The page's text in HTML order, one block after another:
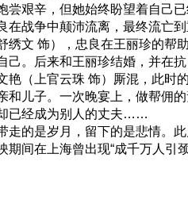
尝艰辛，但她始终盼望着自己
在战争中颠沛流离，最终流亡
绣文 饰），忠良在王丽珍的帮
己。后来和王丽珍结婚，并在
艳（上官云珠 饰）厮混，此时
和儿子。一次晚宴上，做帮佣
已经成为别人的丈夫……
的是岁月，留下的是悲情。此
期间在上海曾出现“成千万人引
象。